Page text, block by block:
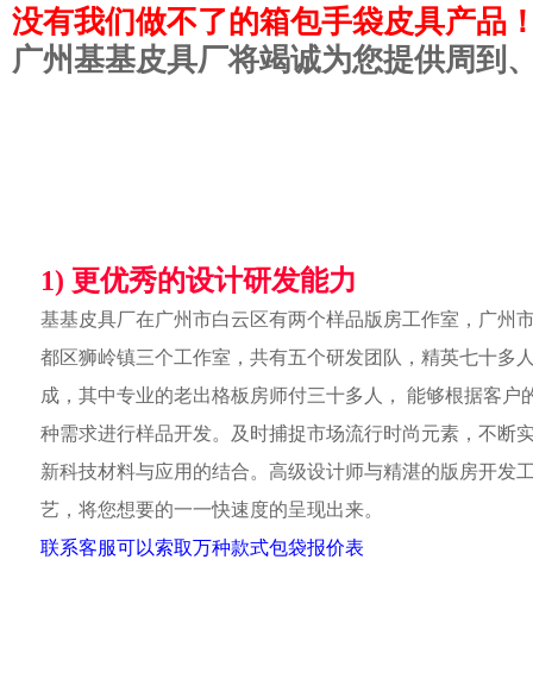
没有我们做不了的箱包手袋皮具产品
广州基基皮具厂将竭诚为您提供周到
1) 更优秀的设计研发能力
基基皮具厂在广州市白云区有两个样品版房工作室，广州
都区狮岭镇三个工作室，共有五个研发团队，精英七十多
成，其中专业的老出格板房师付三十多人， 能够根据客户
种需求进行样品开发。及时捕捉市场流行时尚元素，不断
新科技材料与应用的结合。高级设计师与精湛的版房开发
艺，将您想要的一一快速度的呈现出来。
联系客服可以索取万种款式包袋报价表